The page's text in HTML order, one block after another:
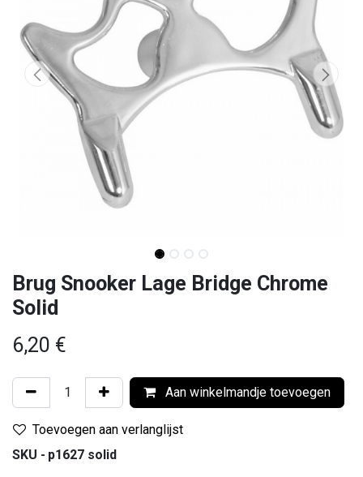
Brug Snooker Lage Bridge Chrome
Solid
6,20 €
Aan winkelmandje toevoegen
Toevoegen aan verlanglijst
SKU - p1627 solid